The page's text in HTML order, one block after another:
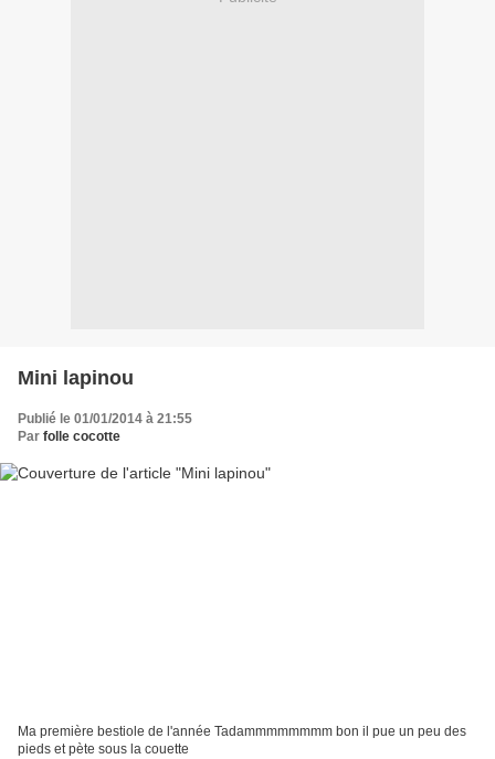
Mini lapinou
Publié le 01/01/2014 à 21:55
Par folle cocotte
Ma première bestiole de l'année Tadammmmmmmm bon il pue un peu des
pieds et pète sous la couette